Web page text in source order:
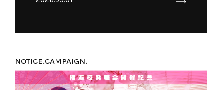
NOTICE.CAMPAIGN.